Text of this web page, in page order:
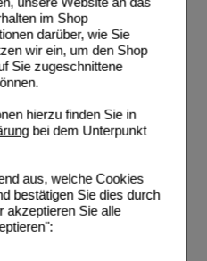
im Shop
darüber, wie Sie
wir ein, um den Shop
Sie zugeschnittene
hierzu finden Sie in
bei dem Unterpunkt
aus, welche Cookies
bestätigen Sie dies durch
akzeptieren Sie alle